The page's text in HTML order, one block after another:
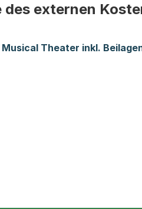
des externen
Theater inkl.